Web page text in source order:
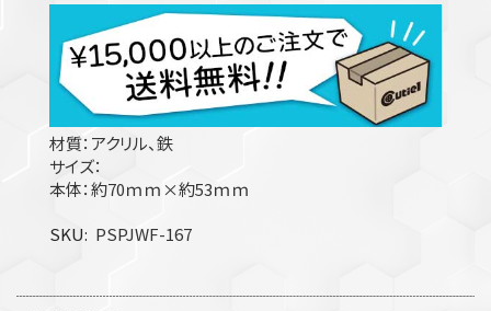
材質：アクリル、鉄
サイズ：
本体：約70ｍｍ×約53ｍｍ
SKU
PSPJWF-167